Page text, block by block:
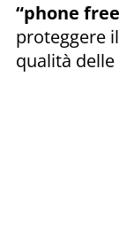
“phone
proteggere
qualità